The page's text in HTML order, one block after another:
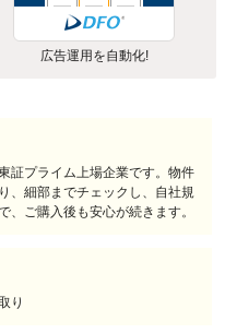
広告運用を自動化!
証プライム上場企業です。物件
、細部までチェックし、自社規
、ご購入後も安心が続きます。
り